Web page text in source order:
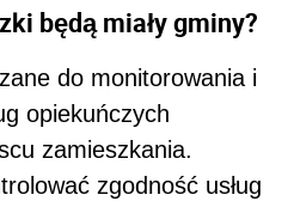
będą miały gminy?
do monitorowania i
opiekuńczych
zamieszkania.
zgodność usług